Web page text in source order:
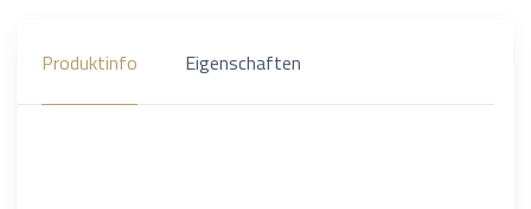
Produktinfo Eigenschaften